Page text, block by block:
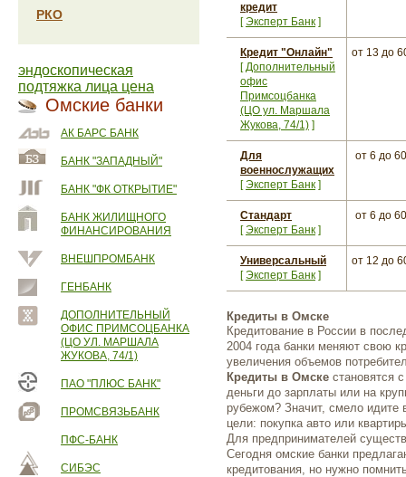
РКО
эндоскопическая
подтяжка лица цена
Омские банки
АК БАРС БАНК
БАНК "ЗАПАДНЫЙ"
БАНК "ФК ОТКРЫТИЕ"
БАНК ЖИЛИЩНОГО
ФИНАНСИРОВАНИЯ
ВНЕШПРОМБАНК
ГЕНБАНК
ДОПОЛНИТЕЛЬНЫЙ
ОФИС ПРИМСОЦБАНКА
(ЦО УЛ. МАРШАЛА
ЖУКОВА, 74/1)
ПАО "ПЛЮС БАНК"
ПРОМСВЯЗЬБАНК
ПФС-БАНК
СИБЭС
кредит
[Эксперт Банк ]
Кредит "Онлайн"
[Дополнительный
офис
Примсоцбанка
(ЦО ул. Маршала
Жукова, 74/1) ]
от 13 до
Для
военнослужащих
[Эксперт Банк ]
от 6 до 60
Стандарт
[Эксперт Банк ]
от 6 до 60
Универсальный
[Эксперт Банк ]
от 12 до
Кредиты в Омске
Кредитование в России в
2004 года банки меняют свою
увеличения объемов
Кредиты в Омске становятся
деньги до зарплаты или на
рубежом? Значит, смело
цели: покупка авто или
Для предпринимателей
Сегодня омские банки
кредитования, но нужно